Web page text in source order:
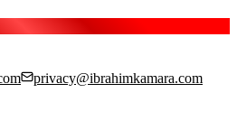
privacy@ibrahimkamara.com